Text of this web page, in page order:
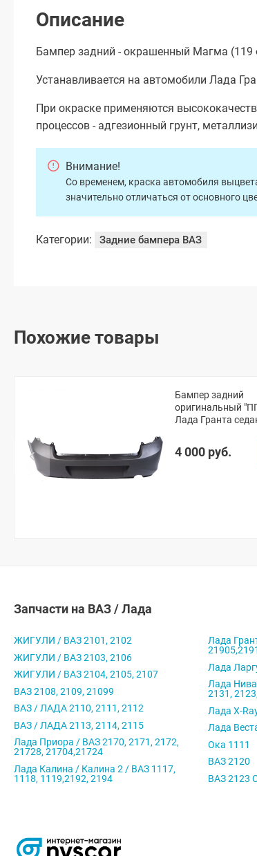
Описание
Бампер задний - окрашенный Магма (119
Устанавливается на автомобили Лада
При окраске применяются
процессов - адгезионный грунт,
Внимание!
Со временем, краска автомобиля
значительно отличаться от основного
Категории: Задние бампера ВАЗ
Похожие товары
Бампер задний
оригинальный
Лада Гранта
4 000 руб.
Запчасти на ВАЗ / Лада
ЖИГУЛИ / ВАЗ 2101, 2102
ЖИГУЛИ / ВАЗ 2103, 2106
ЖИГУЛИ / ВАЗ 2104, 2105, 2107
ВАЗ 2108, 2109, 21099
ВАЗ / ЛАДА 2110, 2111, 2112
ВАЗ / ЛАДА 2113, 2114, 2115
Лада Приора / ВАЗ 2170, 2171, 2172,
21728, 21704,21724
Лада Калина / Калина 2 / ВАЗ 1117,
1118, 1119,2192, 2194
Лада
21905,2191
Лада
Лада
2131,
Лада X-
Лада
Ока 1111
ВАЗ 2120
ВАЗ 2123